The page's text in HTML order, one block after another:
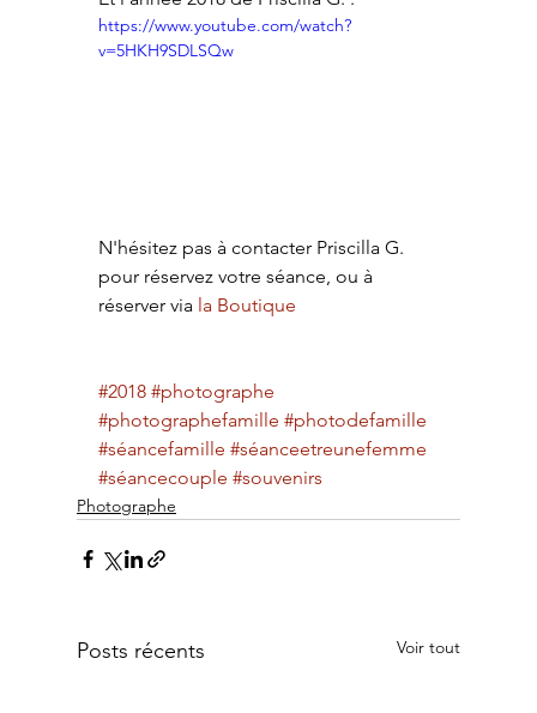
https://www.youtube.com/watch?
v=5HKH9SDLSQw
N'hésitez pas à contacter Priscilla G.
pour réservez votre séance, ou à
réserver via la Boutique
#2018 #photographe
#photographefamille #photodefamille
#séancefamille #séanceetreunefemme
#séancecouple #souvenirs
Photographe
Posts récents Voir tout